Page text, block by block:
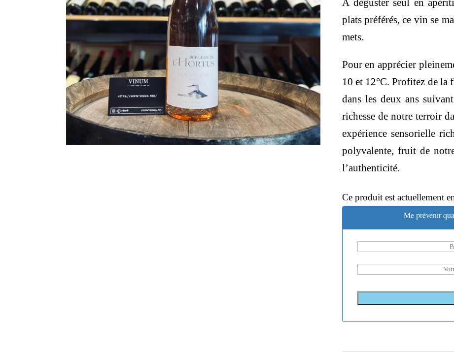
À déguster seul en
plats préférés, ce vin se
mets.
Pour en apprécier
10 et 12°C. Profitez de la
dans les deux ans
richesse de notre terroir
expérience sensorielle
polyvalente, fruit de
l’authenticité.
Ce produit est actuellement
Me prévenir